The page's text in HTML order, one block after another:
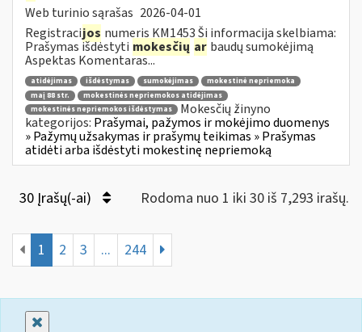
Web turinio sąrašas 2026-04-01
Registracijos numeris KM1453 Ši informacija skelbiama:
Prašymas išdėstyti mokesčių ar baudų sumokėjimą
Aspektas Komentaras...
atidėjimas išdėstymas sumokėjimas
mokestinė nepriemoka
maį 88 str.
mokestinės nepriemokos atidėjimas
mokestinės nepriemokos išdėstymas
Mokesčių žinyno
kategorijos: Prašymai, pažymos ir mokėjimo duomenys
» Pažymų užsakymas ir prašymų teikimas » Prašymas
atidėti arba išdėstyti mokestinę nepriemoką
30 Įrašų(-ai) Rodoma nuo 1 iki 30 iš 7,293 irašų.
1 2 3 ... 244